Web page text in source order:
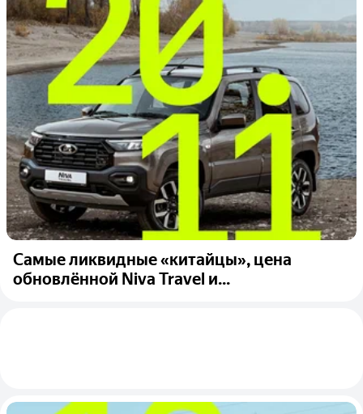
Самые ликвидные «китайцы», цена
обновлённой Niva Travel и...